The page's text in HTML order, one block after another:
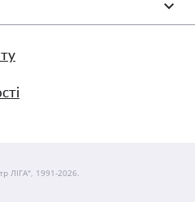
ЛІГА", 1991-2026.